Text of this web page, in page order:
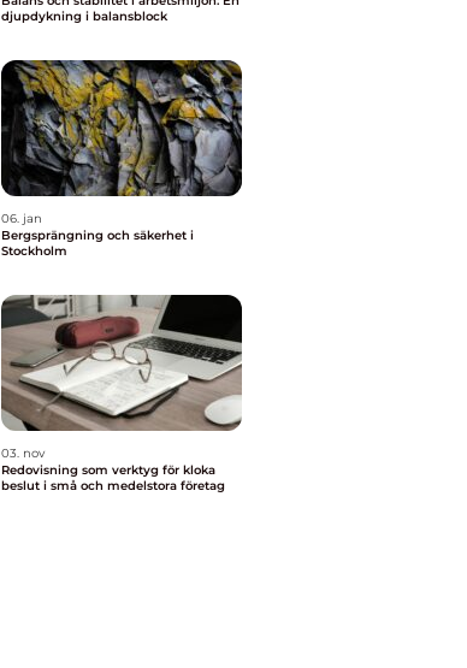
djupdykning i balansblock
06. jan
Bergsprängning och säkerhet i
Stockholm
03. nov
Redovisning som verktyg för kloka
beslut i små och medelstora företag